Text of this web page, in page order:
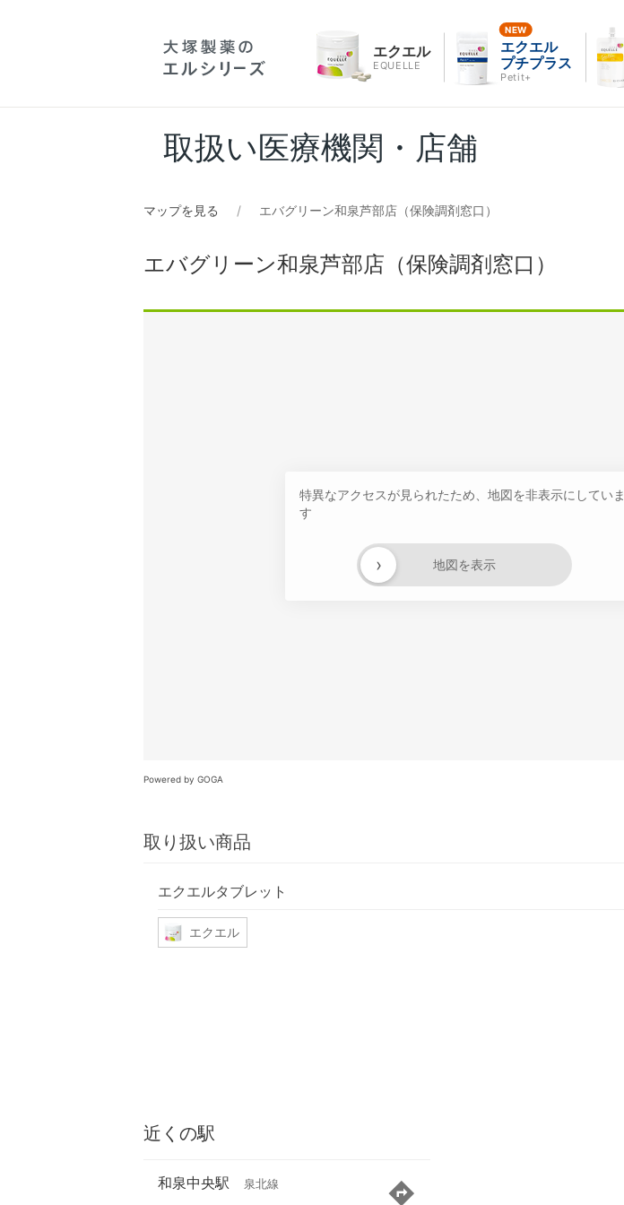
エクエル
EQUELLE
エクエル
プチプラス
Petit+
取扱い医療機関・店舗
マップを見る エバグリーン和泉芦部店（保険調剤窓口）
エバグリーン和泉芦部店（保険調剤窓口）
特異なアクセスが見られたため、地図を非表示にしていま
す
地図を表示
›
Powered by GOGA
取り扱い商品
エクエルタブレット
エクエル
近くの駅
和泉中央駅 泉北線